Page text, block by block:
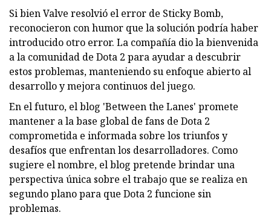
Si bien Valve resolvió el error de Sticky Bomb,
reconocieron con humor que la solución podría haber
introducido otro error. La compañía dio la bienvenida
a la comunidad de Dota 2 para ayudar a descubrir
estos problemas, manteniendo su enfoque abierto al
desarrollo y mejora continuos del juego.
En el futuro, el blog 'Between the Lanes' promete
mantener a la base global de fans de Dota 2
comprometida e informada sobre los triunfos y
desafíos que enfrentan los desarrolladores. Como
sugiere el nombre, el blog pretende brindar una
perspectiva única sobre el trabajo que se realiza en
segundo plano para que Dota 2 funcione sin
problemas.